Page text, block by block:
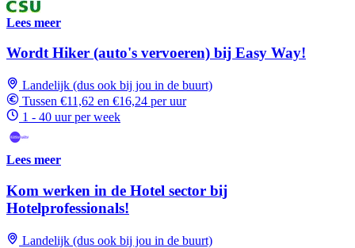
Lees meer
Wordt Hiker (auto's vervoeren) bij Easy Way!
Landelijk (dus ook bij jou in de buurt)
Tussen €11,62 en €16,24 per uur
1 - 40 uur per week
Lees meer
Kom werken in de Hotel sector bij
Hotelprofessionals!
Landelijk (dus ook bij jou in de buurt)